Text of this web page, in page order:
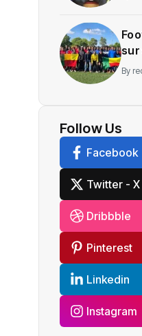
sur
By
Follow Us
Facebook
Twitter - X
Dribbble
Pinterest
Linkedin
Instagram